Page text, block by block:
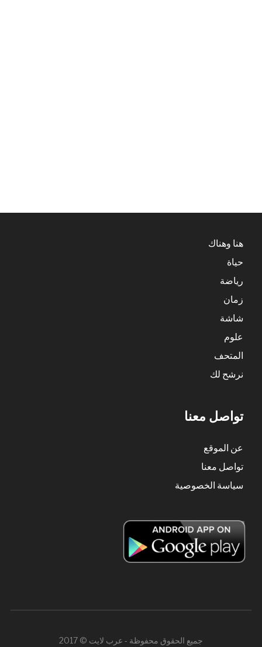
هنا وهناك
حياة
رياضة
زمان
شاشة
علوم
المتحف
نرشح لك
تواصل معنا
عن الموقع
تواصل معنا
سياسة الخصوصية
جميع الحقوق محفوظة - عرب لايت © 2017